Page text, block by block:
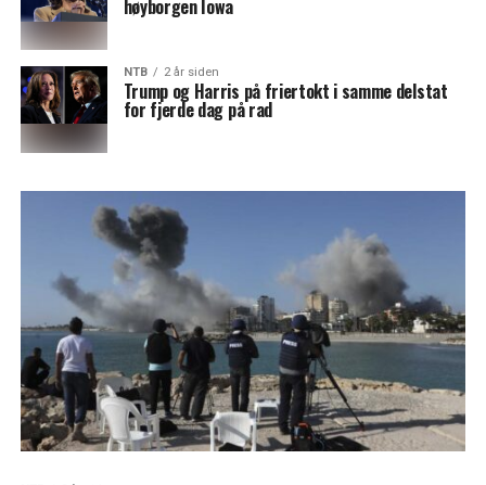
høyborgen Iowa
NTB 2 år siden
Trump og Harris på friertokt i samme delstat
for fjerde dag på rad